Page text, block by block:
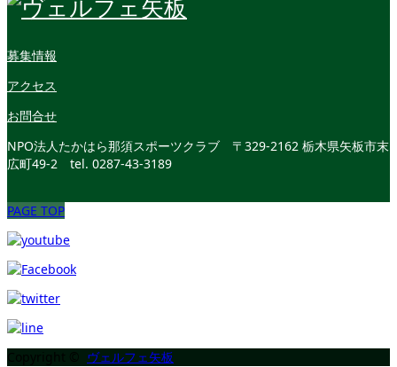
募集情報
アクセス
お問合せ
NPO法人たかはら那須スポーツクラブ
〒329-2162 栃木県矢板市末
広町49-2
tel. 0287-43-3189
PAGE TOP
ヴェルフェ矢板